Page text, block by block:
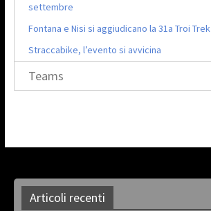
settembre
Fontana e Nisi si aggiudicano la 31a Troi Trek
Straccabike, l’evento si avvicina
Teams
Articoli recenti